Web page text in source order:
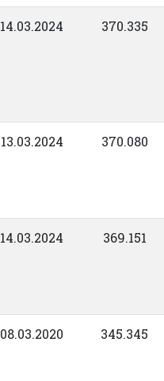
14.03.2024 370.335
13.03.2024 370.080
14.03.2024 369.151
08.03.2020 345.345